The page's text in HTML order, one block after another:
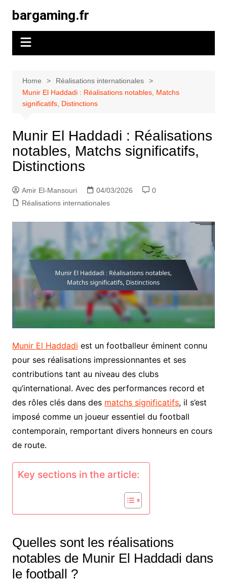
content
bargaming.fr
Home
Réalisations internationales
Munir El Haddadi : Réalisations notables, Matchs
significatifs, Distinctions
Munir El Haddadi : Réalisations
notables, Matchs significatifs,
Distinctions
Amir El-Mansouri 04/03/2026
0
Réalisations internationales
Munir El Haddadi est un footballeur éminent connu
pour ses réalisations impressionnantes et ses
contributions tant au niveau des clubs
qu’international. Avec des performances record et
des rôles clés dans des matchs significatifs, il s’est
imposé comme un joueur essentiel du football
contemporain, remportant divers honneurs en cours
de route.
Key sections in the article:
Quelles sont les réalisations
notables de Munir El Haddadi dans
le football ?